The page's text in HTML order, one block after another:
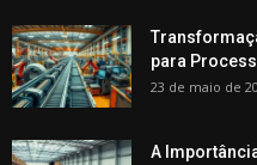
para
23 de maio de
A